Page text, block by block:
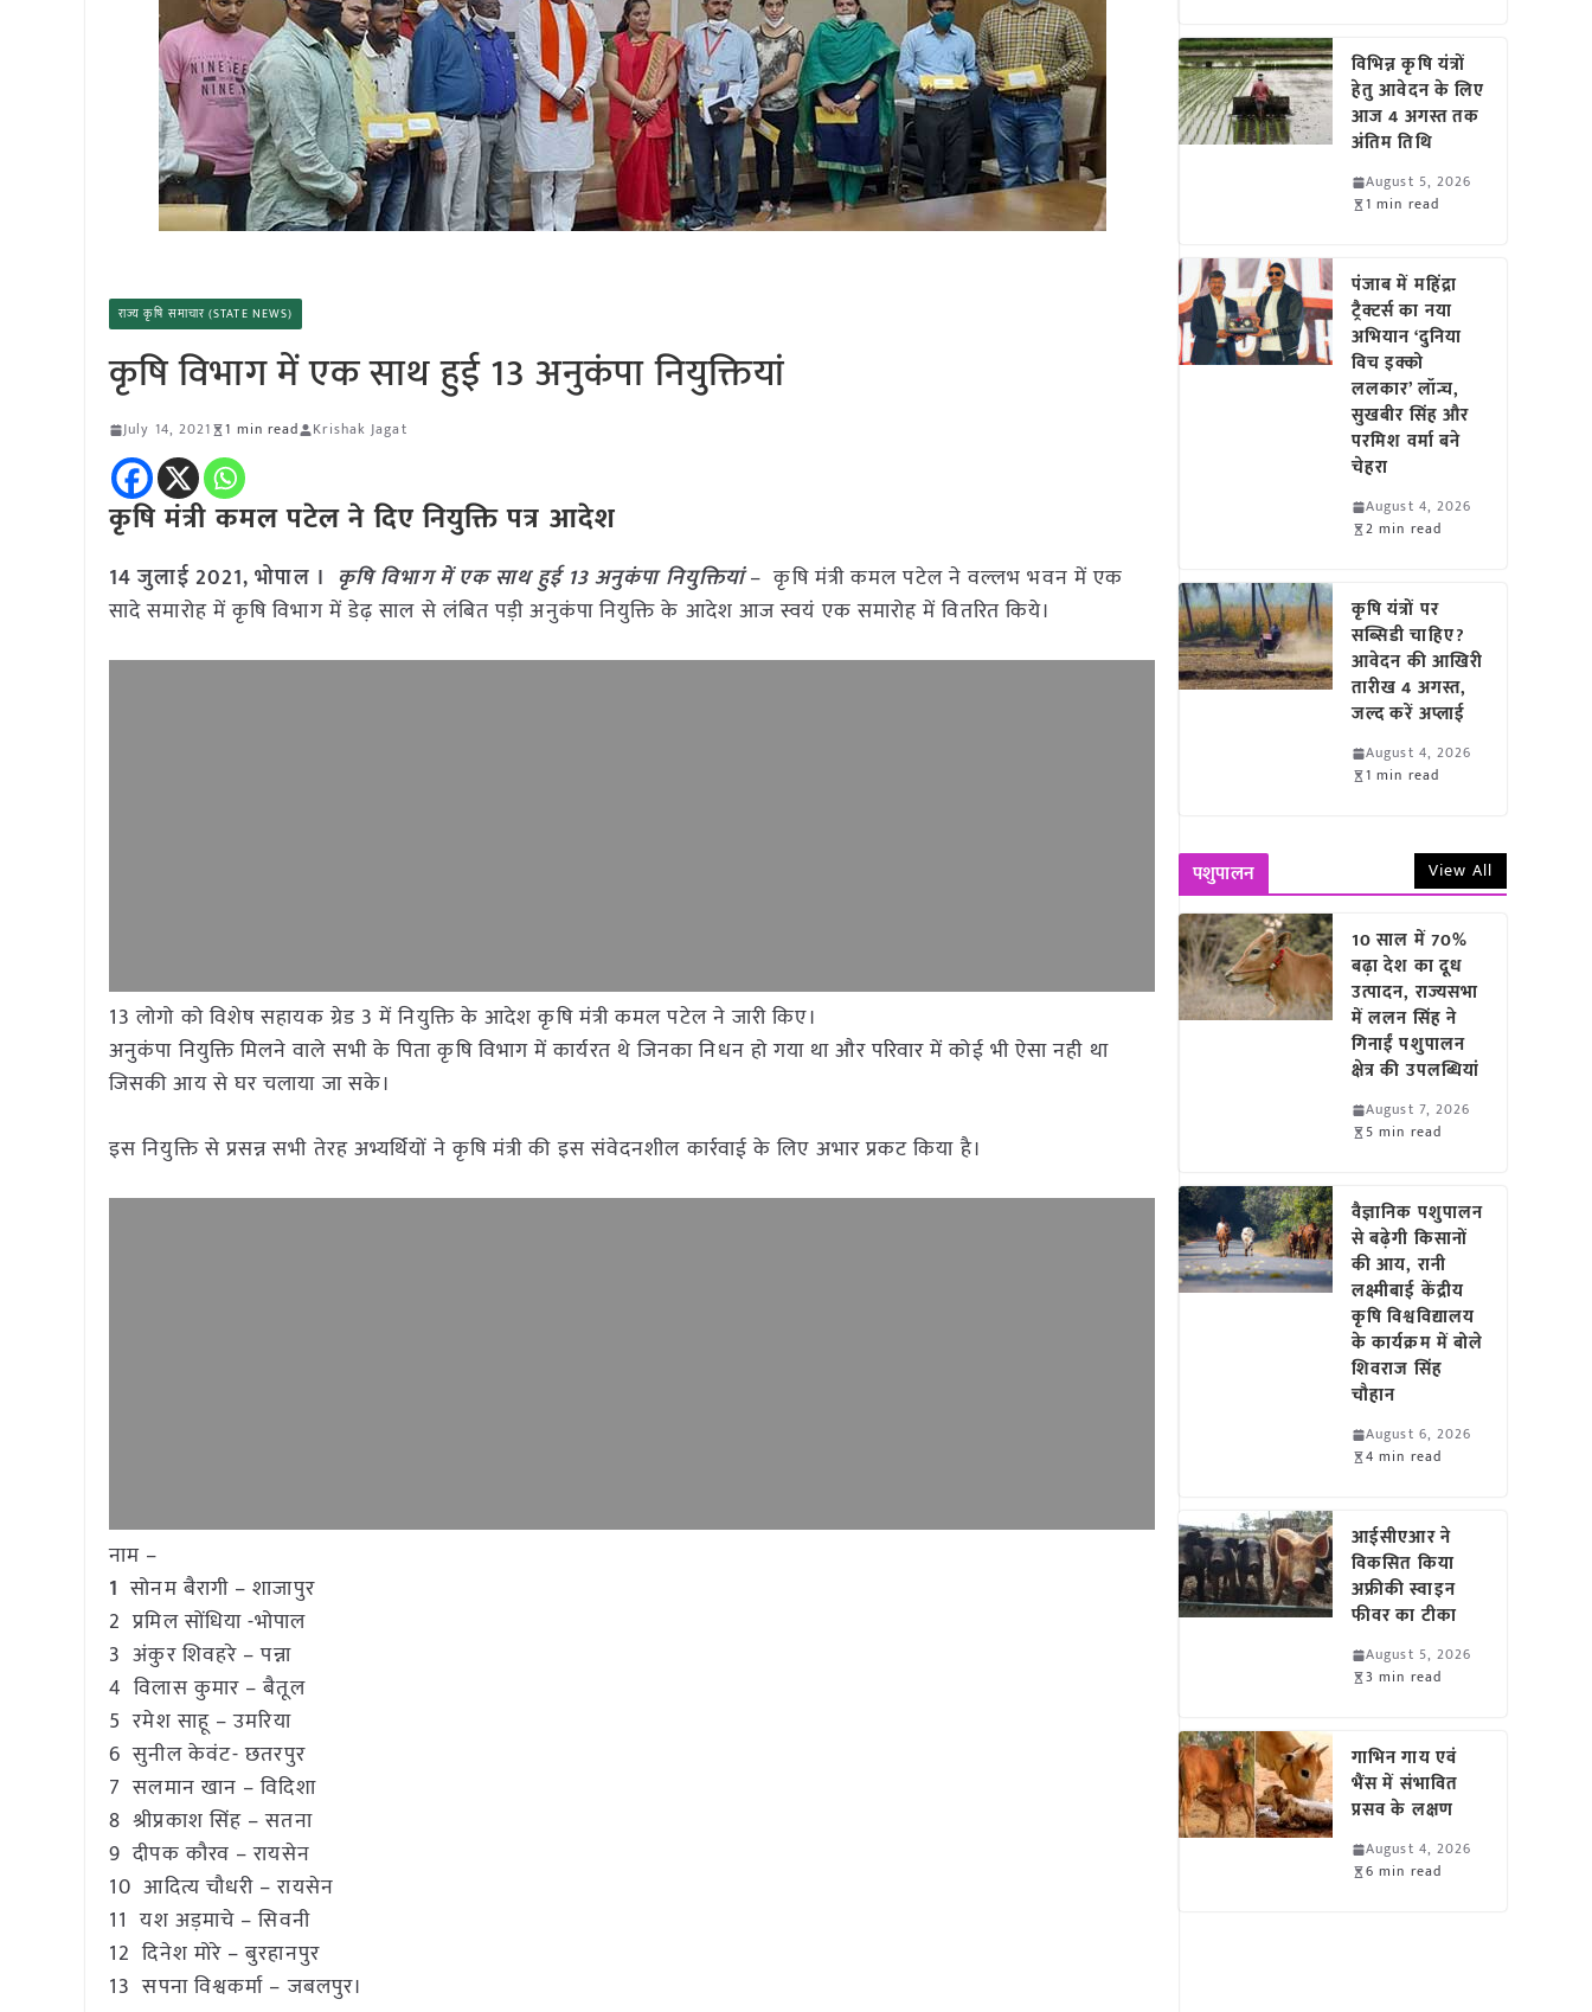
राज्य कृषि समाचार (STATE NEWS)
कृषि विभाग में एक साथ हुई 13 अनुकंपा नियुक्तियां
July 14, 2021 1 min read Krishak Jagat
कृषि मंत्री कमल पटेल ने दिए नियुक्ति पत्र आदेश
14 जुलाई 2021, भोपाल । कृषि विभाग में एक साथ हुई 13 अनुकंपा नियुक्तियां– कृषि मंत्री कमल पटेल ने वल्लभ भवन में एक
सादे समारोह में कृषि विभाग में डेढ़ साल से लंबित पड़ी अनुकंपा नियुक्ति के आदेश आज स्वयं एक समारोह में वितरित किये।
13 लोगो को विशेष सहायक ग्रेड 3 में नियुक्ति के आदेश कृषि मंत्री कमल पटेल ने जारी किए।
अनुकंपा नियुक्ति मिलने वाले सभी के पिता कृषि विभाग में कार्यरत थे जिनका निधन हो गया था और परिवार में कोई भी ऐसा नही था
जिसकी आय से घर चलाया जा सके।
इस नियुक्ति से प्रसन्न सभी तेरह अभ्यर्थियों ने कृषि मंत्री की इस संवेदनशील कार्रवाई के लिए अभार प्रकट किया है।
नाम –
1सोनम बैरागी – शाजापुर
2 प्रमिल सोंधिया -भोपाल
3 अंकुर शिवहरे – पन्ना
4 विलास कुमार – बैतूल
5 रमेश साहू – उमरिया
6 सुनील केवंट- छतरपुर
7 सलमान खान – विदिशा
8 श्रीप्रकाश सिंह – सतना
9 दीपक कौरव – रायसेन
10 आदित्य चौधरी – रायसेन
11 यश अड़माचे – सिवनी
12 दिनेश मोरे – बुरहानपुर
13 सपना विश्वकर्मा – जबलपुर।
विभिन्न कृषि यंत्रों
हेतु आवेदन के लिए
आज 4 अगस्त तक
अंतिम तिथि
August 5, 2026
1 min read
पंजाब में महिंद्रा
ट्रैक्टर्स का नया
अभियान ‘दुनिया
विच इक्को
ललकार’ लॉन्च,
सुखबीर सिंह और
परमिश वर्मा बने
चेहरा
August 4, 2026
2 min read
कृषि यंत्रों पर
सब्सिडी चाहिए?
आवेदन की आखिरी
तारीख 4 अगस्त,
जल्द करें अप्लाई
August 4, 2026
1 min read
पशुपालन View All
10 साल में 70%
बढ़ा देश का दूध
उत्पादन, राज्यसभा
में ललन सिंह ने
गिनाईं पशुपालन
क्षेत्र की उपलब्धियां
August 7, 2026
5 min read
वैज्ञानिक पशुपालन
से बढ़ेगी किसानों
की आय, रानी
लक्ष्मीबाई केंद्रीय
कृषि विश्वविद्यालय
के कार्यक्रम में बोले
शिवराज सिंह
चौहान
August 6, 2026
4 min read
आईसीएआर ने
विकसित किया
अफ्रीकी स्वाइन
फीवर का टीका
August 5, 2026
3 min read
गाभिन गाय एवं
भैंस में संभावित
प्रसव के लक्षण
August 4, 2026
6 min read